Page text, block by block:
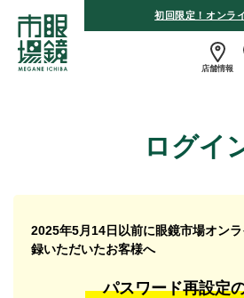
初回限定！オンラ
店舗情報
ログイ
2025年5月14日以前に眼鏡市場オン
録いただいたお客様へ
パスワード再設定